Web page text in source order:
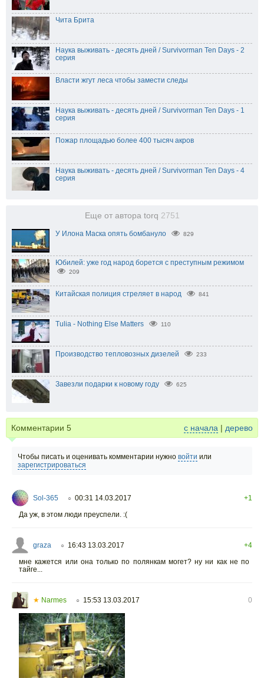
Чита Брита
Наука выживать - десять дней / Survivorman Ten Days - 2
серия
Власти жгут леса чтобы замести следы
Наука выживать - десять дней / Survivorman Ten Days - 1
серия
Пожар площадью более 400 тысяч акров
Наука выживать - десять дней / Survivorman Ten Days - 4
серия
Еще от автора torq 2751
У Илона Маска опять бомбануло 829
Юбилей: уже год народ борется с преступным режимом
209
Китайская полиция стреляет в народ 841
Tulia - Nothing Else Matters 110
Производство тепловозных дизелей 233
Завезли подарки к новому году 625
Комментарии 5 с начала | дерево
Чтобы писать и оценивать комментарии нужно войти или
зарегистрироваться
Sol-365 ○ 00:31 14.03.2017
+1
Да уж, в этом люди преуспели. :(
graza ○ 16:43 13.03.2017
+4
мне кажется или она только по полянкам могет? ну ни как не по
тайге...
★ Narmes ○ 15:53 13.03.2017 0